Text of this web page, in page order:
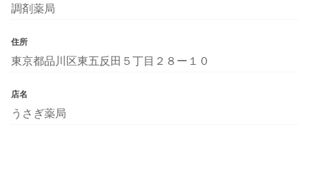
調剤薬局
住所
東京都品川区東五反田５丁目２８ー１０
店名
うさぎ薬局